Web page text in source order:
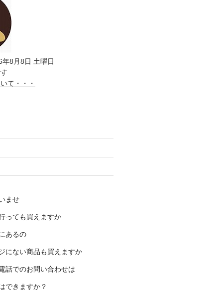
8月8日 土曜日
て・・・
ませ
っても買えますか
あるの
にない商品も買えますか
話でのお問い合わせは
できますか？